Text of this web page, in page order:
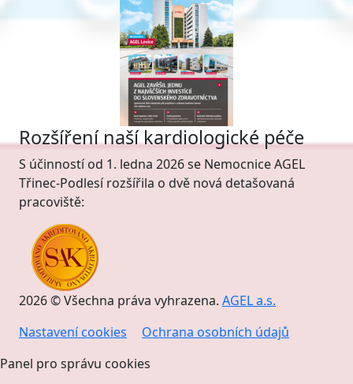
Rozšíření naší kardiologické péče
S účinností od 1. ledna 2026 se Nemocnice AGEL
Třinec-Podlesí rozšířila o dvě nová detašovaná
pracoviště:
2026 © Všechna práva vyhrazena. AGEL a.s.
Nastavení cookies
Ochrana osobních údajů
Panel pro správu cookies